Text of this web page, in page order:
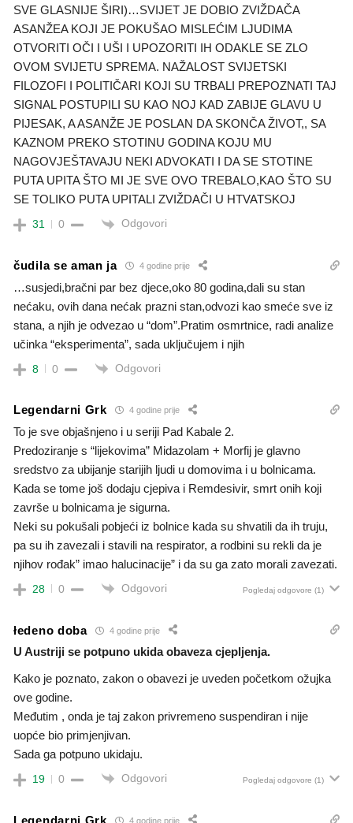
SVE GLASNIJE ŠIRI)…SVIJET JE DOBIO ZVIŽDAČA
ASANŽEA KOJI JE POKUŠAO MISLEĆIM LJUDIMA
OTVORITI OČI I UŠI I UPOZORITI IH ODAKLE SE ZLO
OVOM SVIJETU SPREMA. NAŽALOST SVIJETSKI
FILOZOFI I POLITIČARI KOJI SU TRBALI PREPOZNATI TAJ
SIGNAL POSTUPILI SU KAO NOJ KAD ZABIJE GLAVU U
PIJESAK, A ASANŽE JE POSLAN DA SKONČA ŽIVOT,, SA
KAZNOM PREKO STOTINU GODINA KOJU MU
NAGOVJEŠTAVAJU NEKI ADVOKATI I DA SE STOTINE
PUTA UPITA ŠTO MI JE SVE OVO TREBALO,KAO ŠTO SU
SE TOLIKO PUTA UPITALI ZVIŽDAČI U HTVATSKOJ
31 0 Odgovori
čudila se aman ja 4 godine prije
…susjedi,bračni par bez djece,oko 80 godina,dali su stan
nećaku, ovih dana nećak prazni stan,odvozi kao smeće sve iz
stana, a njih je odvezao u “dom”.Pratim osmrtnice, radi analize
učinka “eksperimenta”, sada uključujem i njih
8 0 Odgovori
Legendarni Grk 4 godine prije
To je sve objašnjeno i u seriji Pad Kabale 2.
Predoziranje s “lijekovima” Midazolam + Morfij je glavno
sredstvo za ubijanje starijih ljudi u domovima i u bolnicama.
Kada se tome još dodaju cjepiva i Remdesivir, smrt onih koji
završe u bolnicama je sigurna.
Neki su pokušali pobjeći iz bolnice kada su shvatili da ih truju,
pa su ih zavezali i stavili na respirator, a rodbini su rekli da je
njihov rođak” imao halucinacije” i da su ga zato morali zavezati.
28 0 Odgovori Pogledaj odgovore (1)
łedeno doba 4 godine prije
U Austriji se potpuno ukida obaveza cjepljenja.
Kako je poznato, zakon o obavezi je uveden početkom ožujka
ove godine.
Međutim , onda je taj zakon privremeno suspendiran i nije
uopće bio primjenjivan.
Sada ga potpuno ukidaju.
19 0 Odgovori Pogledaj odgovore (1)
Legendarni Grk 4 godine prije